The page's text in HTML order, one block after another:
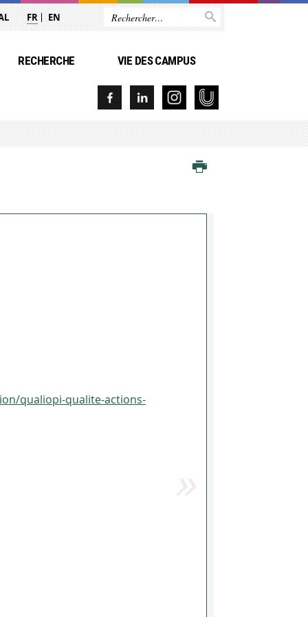
FR EN
RECHERCHE VIE DES CAMPUS
qualiopi-qualite-actions-